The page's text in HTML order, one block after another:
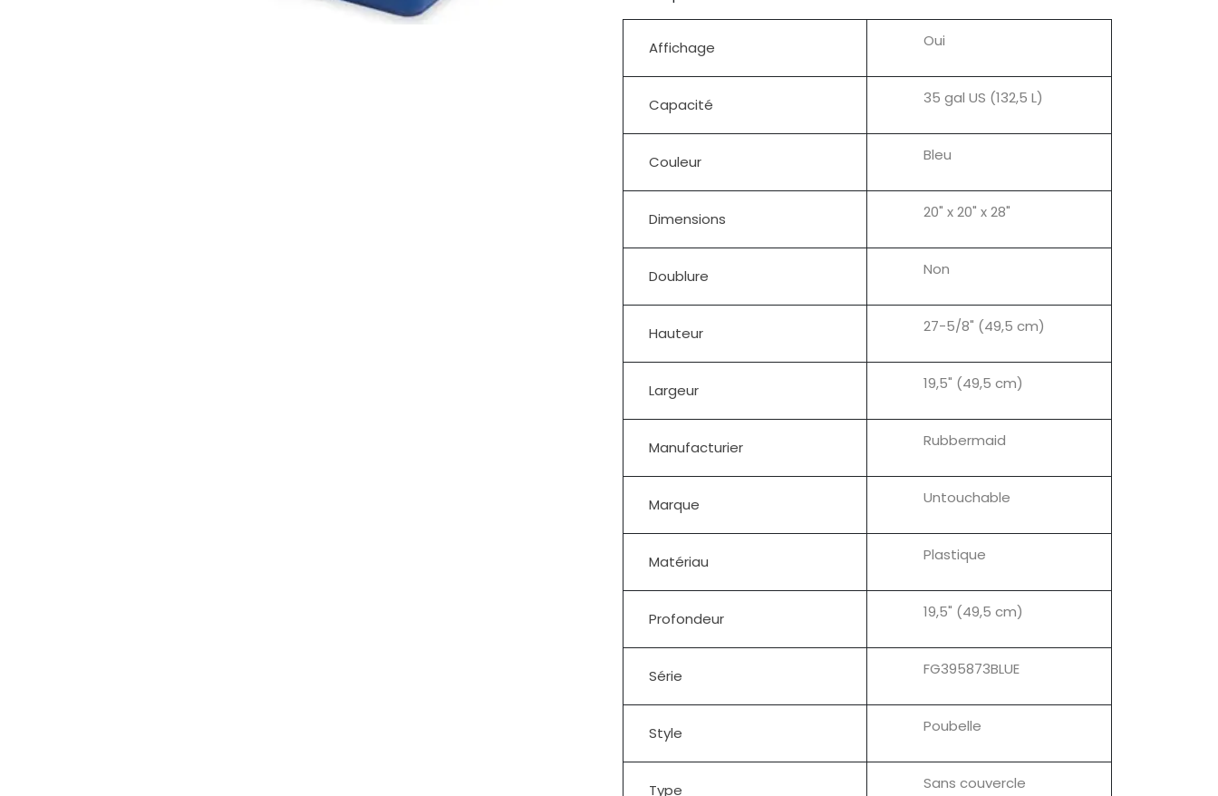
Affichage Oui
Capacité 35 gal US (132,5 L)
Couleur Bleu
Dimensions 20" x 20" x 28"
Doublure Non
Hauteur 27-5/8" (49,5 cm)
Largeur 19,5" (49,5 cm)
Manufacturier Rubbermaid
Marque Untouchable
Matériau Plastique
Profondeur 19,5" (49,5 cm)
Série FG395873BLUE
Style Poubelle
Type Sans couvercle